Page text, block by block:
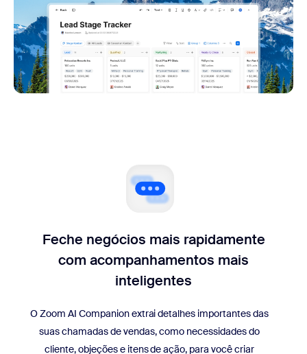
Feche negócios mais rapidamente
com acompanhamentos mais
inteligentes
O Zoom AI Companion extrai detalhes importantes das
suas chamadas de vendas, como necessidades do
cliente, objeções e itens de ação, para você criar